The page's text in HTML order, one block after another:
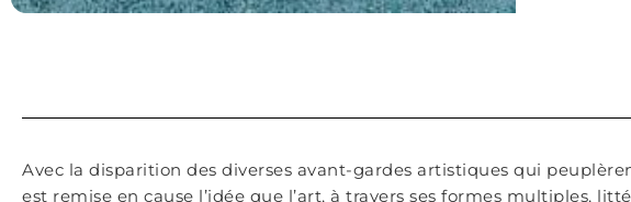
Avec la disparition des diverses avant-gardes artistiques qui
est remise en cause l’idée que l’art, à travers ses formes multiples,